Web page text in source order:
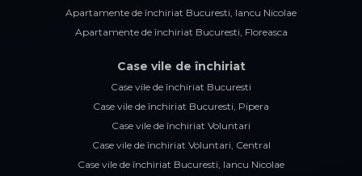
Apartamente de închiriat Bucuresti, Iancu Nicolae
Apartamente de închiriat Bucuresti, Floreasca
Case vile de închiriat
Case vile de închiriat Bucuresti
Case vile de închiriat Bucuresti, Pipera
Case vile de închiriat Voluntari
Case vile de închiriat Voluntari, Central
Case vile de închiriat Bucuresti, Iancu Nicolae